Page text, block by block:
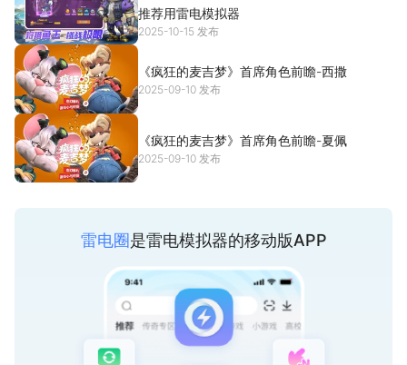
推荐用雷电模拟器
2025-10-15 发布
《疯狂的麦吉梦》首席角色前瞻-西撒
2025-09-10 发布
《疯狂的麦吉梦》首席角色前瞻-夏佩
2025-09-10 发布
雷电圈是雷电模拟器的移动版APP